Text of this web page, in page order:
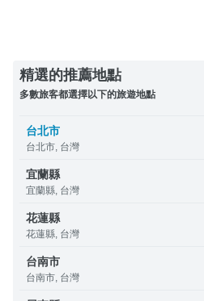
精選的推薦地點
多數旅客都選擇以下的旅遊地點
台北市
台北市, 台灣
宜蘭縣
宜蘭縣, 台灣
花蓮縣
花蓮縣, 台灣
台南市
台南市, 台灣